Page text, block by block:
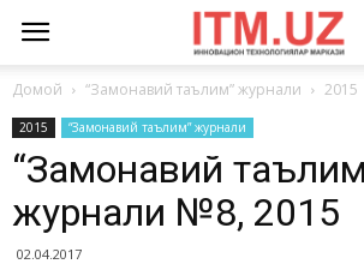
Домой “Замонавий таълим” журнали 2015
2015 “Замонавий таълим” журнали
“Замонавий
журнали №8, 2015
02.04.2017